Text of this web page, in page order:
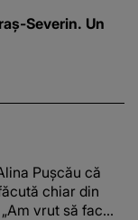
Severin. Un
Pușcău că
chiar din
vrut să fac